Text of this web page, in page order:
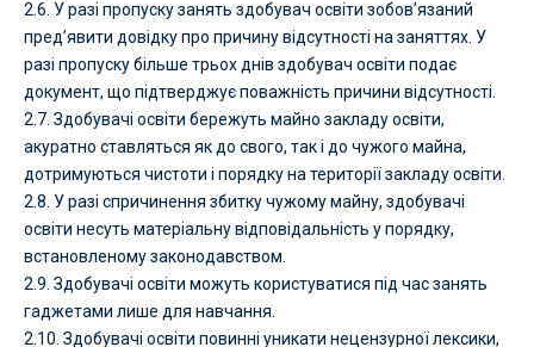
2.6. У разі пропуску занять здобувач освіти зобов’язаний
пред’явити довідку про причину відсутності на заняттях. У
разі пропуску більше трьох днів здобувач освіти подає
документ, що підтверджує поважність причини відсутності.
2.7. Здобувачі освіти бережуть майно закладу освіти,
акуратно ставляться як до свого, так і до чужого майна,
дотримуються чистоти і порядку на території закладу освіти.
2.8. У разі спричинення збитку чужому майну, здобувачі
освіти несуть матеріальну відповідальність у порядку,
встановленому законодавством.
2.9. Здобувачі освіти можуть користуватися під час занять
гаджетами лише для навчання.
2.10. Здобувачі освіти повинні уникати нецензурної лексики,